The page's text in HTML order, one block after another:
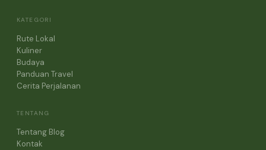
KATEGORI
Rute Lokal
Kuliner
Budaya
Panduan Travel
Cerita Perjalanan
TENTANG
Tentang Blog
Kontak